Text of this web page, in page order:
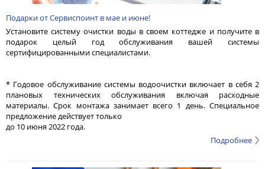
Подарки от Сервиспоинт в мае и июне!
Установите систему очистки воды в своем коттедже и получите в
подарок целый год обслуживания вашей системы
сертифицированными специалистами.
* Годовое обслуживание системы водоочистки включает в себя 2
плановых технических обслуживания включая расходные
материалы. Срок монтажа занимает всего 1 день. Специальное
предложение действует только
до 10 июня 2022 года.
Подробнее